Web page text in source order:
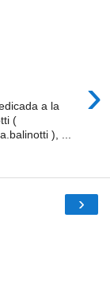
›
a la
(
), ...
›